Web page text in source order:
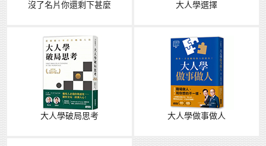
沒了名片你還剩下甚麼 大人學選擇
大人學破局思考 大人學做事做人